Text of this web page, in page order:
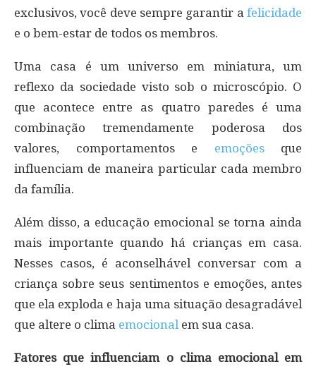
exclusivos, você deve sempre garantir a felicidade
e o bem-estar de todos os membros.
Uma casa é um universo em miniatura, um
reflexo da sociedade visto sob o microscópio. O
que acontece entre as quatro paredes é uma
combinação tremendamente poderosa dos
valores, comportamentos e emoçõesque
influenciam de maneira particular cada membro
da família.
Além disso, a educação emocional se torna ainda
mais importante quando há crianças em casa.
Nesses casos, é aconselhável conversar com a
criança sobre seus sentimentos e emoções, antes
que ela exploda e haja uma situação desagradável
que altere o clima emocional em sua casa.
Fatores que influenciam o clima emocional em